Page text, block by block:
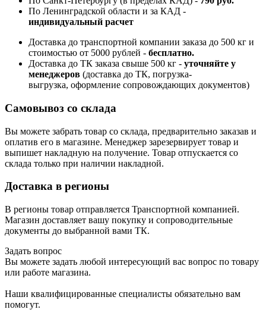
По Ленинградской области и за КАД -
индивидуальный расчет
Доставка до транспортной компании заказа до 500 кг и
стоимостью от 5000 рублей - бесплатно.
Доставка до ТК заказа свыше 500 кг - уточняйте у
менеджеров (доставка до ТК, погрузка-
выгрузка, оформление сопровождающих документов)
Самовывоз со склада
Вы можете забрать товар со склада, предварительно заказав и
оплатив его в магазине. Менеджер зарезервирует товар и
выпишет накладную на получение. Товар отпускается со
склада только при наличии накладной.
Доставка в регионы
В регионы товар отправляется Транспортной компанией.
Магазин доставляет вашу покупку и сопроводительные
документы до выбранной вами ТК.
Задать вопрос
Вы можете задать любой интересующий вас вопрос по товару
или работе магазина.
Наши квалифицированные специалисты обязательно вам
помогут.